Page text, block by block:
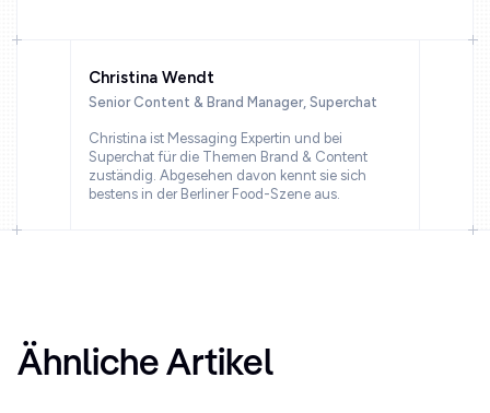
Christina Wendt
Senior Content & Brand Manager, Superchat
Christina ist Messaging Expertin und bei
Superchat für die Themen Brand & Content
zuständig. Abgesehen davon kennt sie sich
bestens in der Berliner Food-Szene aus.
Ähnliche Artikel